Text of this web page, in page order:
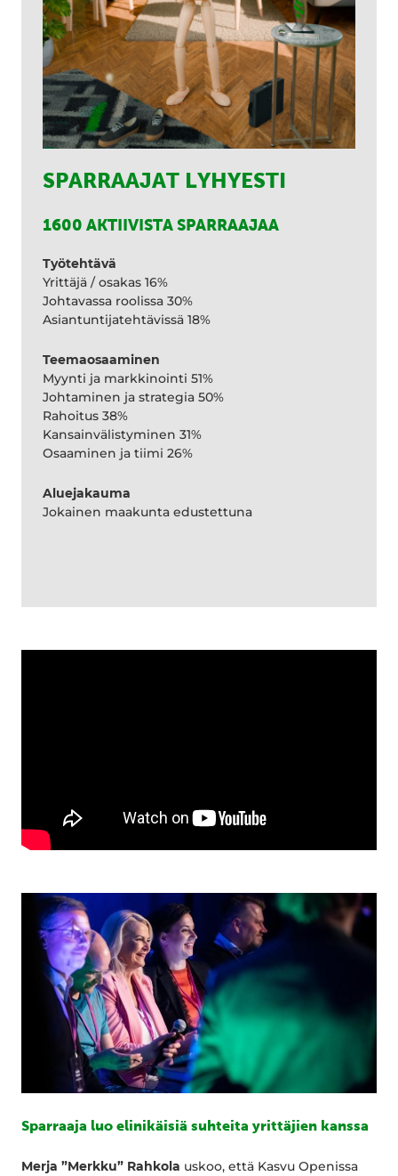
SPARRAAJAT LYHYESTI
1600 AKTIIVISTA SPARRAAJAA
Työtehtävä
Yrittäjä / osakas 16%
Johtavassa roolissa 30%
Asiantuntijatehtävissä 18%
Teemaosaaminen
Myynti ja markkinointi 51%
Johtaminen ja strategia 50%
Rahoitus 38%
Kansainvälistyminen 31%
Osaaminen ja tiimi 26%
Aluejakauma
Jokainen maakunta edustettuna
Sparraaja luo elinikäisiä suhteita yrittäjien kanssa
Merja ”Merkku” Rahkola uskoo, että Kasvu Openissa